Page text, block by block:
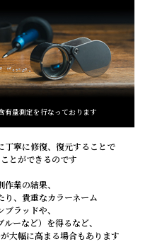
量測定を行なっております
丁寧に修復、復元することで
とができるのです
業の結果、
り、貴重なカラーネーム
ブラッドや、
ーなど）を得るなど、
大幅に高まる場合もあります